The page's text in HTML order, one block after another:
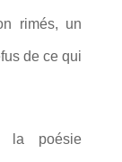
rimés, un
de ce qui
la poésie